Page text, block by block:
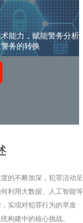
能力，赋能警务分析
务的转换
的不断加深，犯罪活动呈
利用大数据、人工智能等
实现对犯罪行为的早发
构建中的核心挑战。